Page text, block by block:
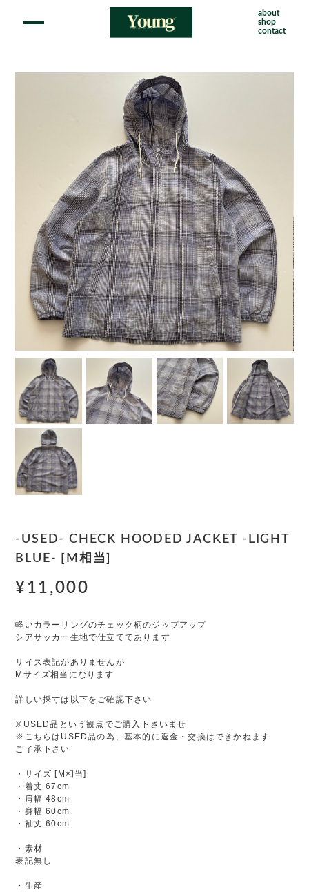
about
shop
contact
-USED- CHECK HOODED JACKET -LIGHT
BLUE- [M相当]
¥11,000
軽いカラーリングのチェック柄のジップアップ
シアサッカー生地で仕立ててあります
サイズ表記がありませんが
Mサイズ相当になります
詳しい採寸は以下をご確認下さい
※USED品という観点でご購入下さいませ
※こちらはUSED品の為、基本的に返金・交換はできかねます
ご了承下さい
・サイズ [M相当]
・着丈 67cm
・肩幅 48cm
・身幅 60cm
・袖丈 60cm
・素材
表記無し
・生産